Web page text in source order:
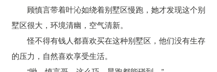
顾慎言带着叶沁如绕着别墅区慢跑，她才发现这个别
墅区很大，环境清幽，空气清新。
怪不得有钱人都喜欢买在这种别墅区，他们没有生存
的压力，自然喜欢享受生活。